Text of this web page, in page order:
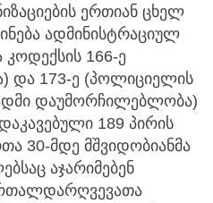
ერთიან ცხელ
ადმინისტრაციულ
166-ე
და 173-ე (პოლიციელის
დაუმორჩილებლობა)
189 პირის
30-მდე მშვიდობიანმა
აჯარიმებენ